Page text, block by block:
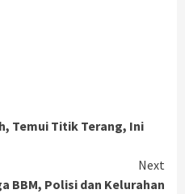
Temui Titik Terang, Ini
Next
BBM, Polisi dan Kelurahan